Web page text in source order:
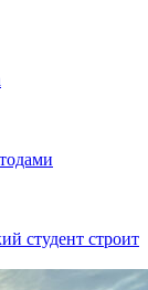
студент строит